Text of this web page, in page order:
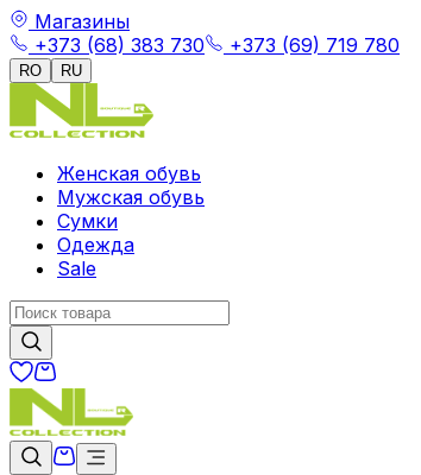
Магазины
+373 (68) 383 730
+373 (69) 719 780
RO RU
Женская обувь
Мужская обувь
Сумки
Одежда
Sale